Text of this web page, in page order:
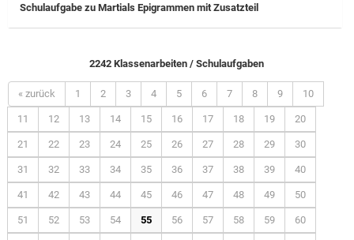
Schulaufgabe zu Martials Epigrammen mit Zusatzteil
2242 Klassenarbeiten / Schulaufgaben
« zurück 1 2 3 4 5 6 7 8 9 10
11 12 13 14 15 16 17 18 19 20
21 22 23 24 25 26 27 28 29 30
31 32 33 34 35 36 37 38 39 40
41 42 43 44 45 46 47 48 49 50
51 52 53 54 55 56 57 58 59 60